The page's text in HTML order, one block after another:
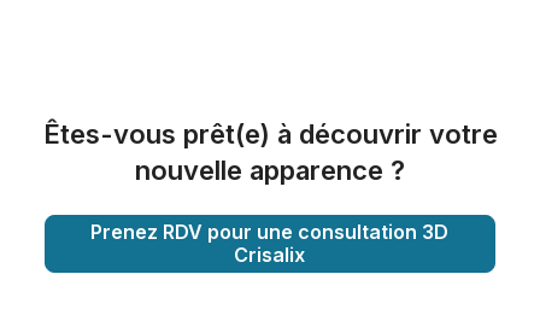
Êtes-vous prêt(e) à découvrir votre
nouvelle apparence ?
Prenez RDV pour une consultation 3D
Crisalix